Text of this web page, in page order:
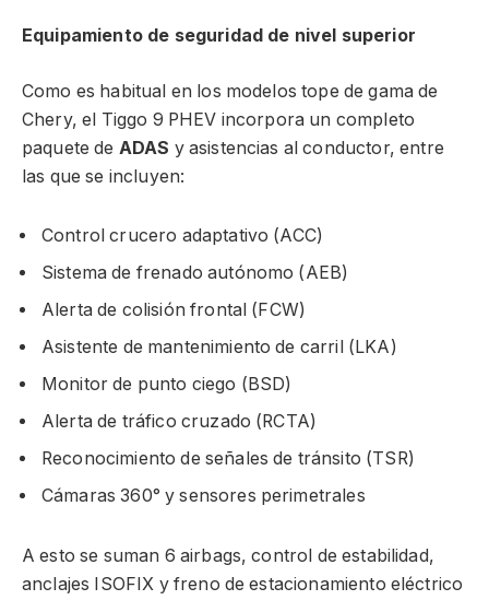
Equipamiento de seguridad de nivel superior
Como es habitual en los modelos tope de gama de
Chery, el Tiggo 9 PHEV incorpora un completo
paquete de ADAS y asistencias al conductor, entre
las que se incluyen:
Control crucero adaptativo (ACC)
Sistema de frenado autónomo (AEB)
Alerta de colisión frontal (FCW)
Asistente de mantenimiento de carril (LKA)
Monitor de punto ciego (BSD)
Alerta de tráfico cruzado (RCTA)
Reconocimiento de señales de tránsito (TSR)
Cámaras 360° y sensores perimetrales
A esto se suman 6 airbags, control de estabilidad,
anclajes ISOFIX y freno de estacionamiento eléctrico